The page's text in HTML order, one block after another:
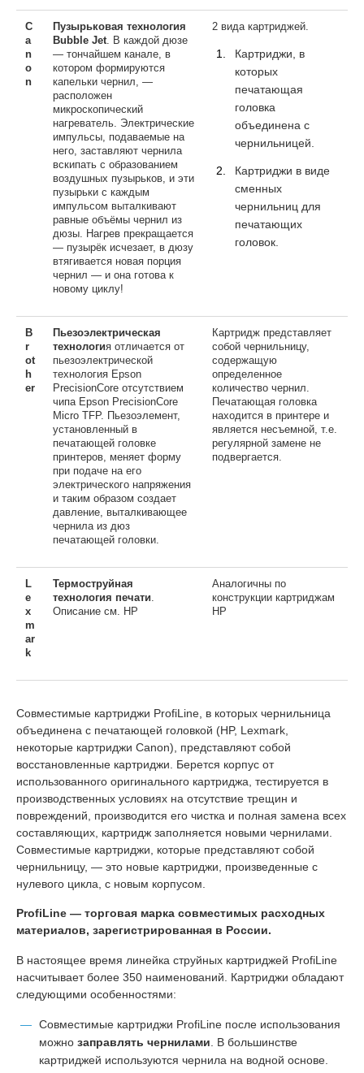
C
a
n
o
n
Пузырьковая технология
Bubble Jet . В каждой дюзе
— тончайшем канале, в
котором формируются
капельки чернил, —
расположен
микроскопический
нагреватель. Электрические
импульсы, подаваемые на
него, заставляют чернила
вскипать с образованием
воздушных пузырьков, и эти
пузырьки с каждым
импульсом выталкивают
равные объёмы чернил из
дюзы. Нагрев прекращается
— пузырёк исчезает, в дюзу
втягивается новая порция
чернил — и она готова к
новому циклу!
2 вида картриджей.
Картриджи, в
которых
печатающая
головка
объединена с
чернильницей.
Картриджи в виде
сменных
чернильниц для
печатающих
головок.
B
r
ot
h
er
Пьезоэлектрическая
технология отличается от
пьезоэлектрической
технология Epson
PrecisionCore отсутствием
чипа Epson PrecisionCore
Micro TFP. Пьезоэлемент,
установленный в
печатающей головке
принтеров, меняет форму
при подаче на его
электрического напряжения
и таким образом создает
давление, выталкивающее
чернила из дюз
печатающей головки.
Картридж представляет
собой чернильницу,
содержащую
определенное
количество чернил.
Печатающая головка
находится в принтере и
является несъемной, т.е.
регулярной замене не
подвергается.
L
e
x
m
ar
k
Термоструйная
технология печати
Описание см. НР
Аналогичны по
конструкции картриджам
НР
Совместимые картриджи ProfiLine, в которых чернильница
объединена с печатающей головкой (HP, Lexmark,
некоторые картриджи Canon), представляют собой
восстановленные картриджи. Берется корпус от
использованного оригинального картриджа, тестируется в
производственных условиях на отсутствие трещин и
повреждений, производится его чистка и полная замена всех
составляющих, картридж заполняется новыми чернилами.
Совместимые картриджи, которые представляют собой
чернильницу, — это новые картриджи, произведенные с
нулевого цикла, с новым корпусом.
ProfiLine — торговая марка совместимых расходных
материалов, зарегистрированная в России.
В настоящее время линейка струйных картриджей ProfiLine
насчитывает более 350 наименований. Картриджи обладают
следующими особенностями:
Совместимые картриджи ProfiLine после использования
можно заправлять чернилами . В большинстве
картриджей используются чернила на водной основе.